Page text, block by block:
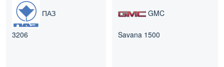
ПАЗ
3206
GMC
Savana 1500